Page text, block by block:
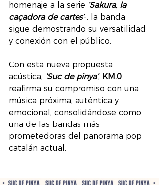
homenaje a la serie ‘Sakura, la
caçadora de cartes’-, la banda
sigue demostrando su versatilidad
y conexión con el público.
Con esta nueva propuesta
acústica, ‘Suc de pinya’, KM.0
reafirma su compromiso con una
música próxima, auténtica y
emocional, consolidándose como
una de las bandas más
prometedoras del panorama pop
catalán actual.